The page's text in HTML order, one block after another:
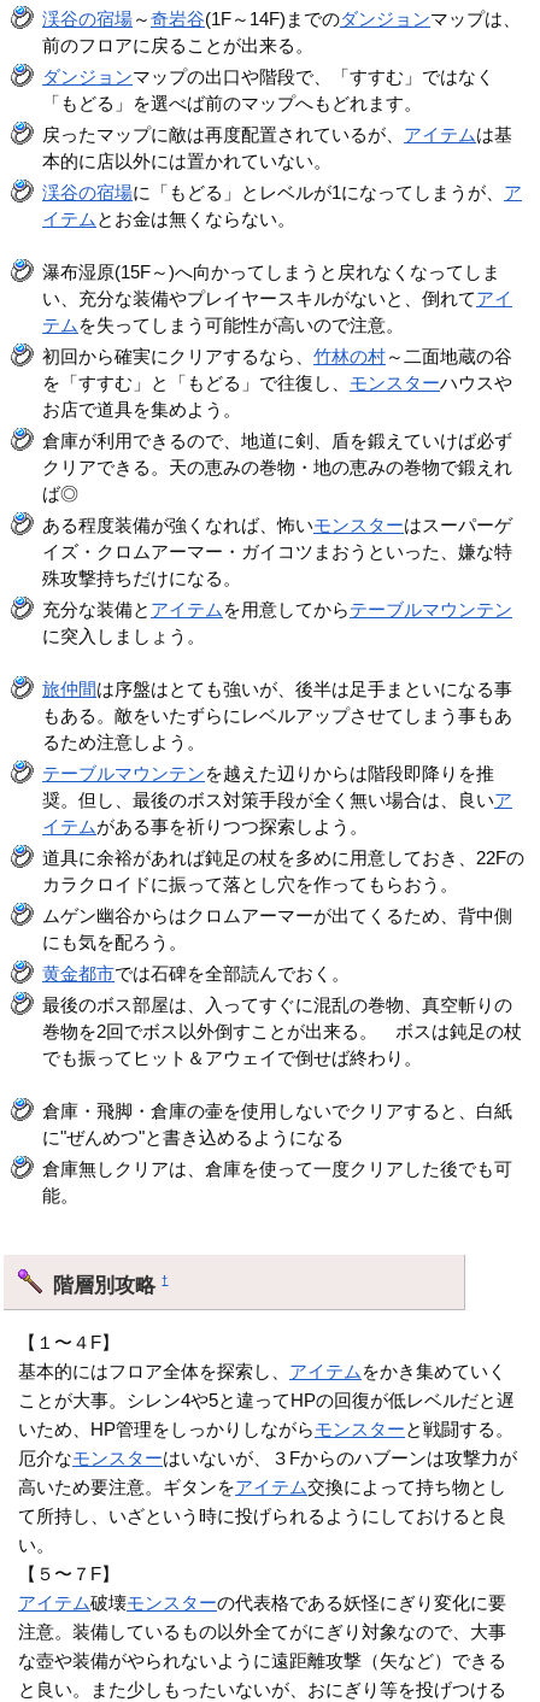
渓谷の宿場～奇岩谷(1F～14F)までのダンジョンマップは、
前のフロアに戻ることが出来る。
ダンジョンマップの出口や階段で、「すすむ」ではなく
「もどる」を選べば前のマップへもどれます。
戻ったマップに敵は再度配置されているが、 アイテムは基
本的に店以外には置かれていない。
渓谷の宿場に「もどる」とレベルが1になってしまうが、 ア
イテム とお金は無くならない。
瀑布湿原(15F～)へ向かってしまうと戻れなくなってしま
い、充分な装備やプレイヤースキルがないと、倒れてアイ
テム を失ってしまう可能性が高いので注意。
初回から確実にクリアするなら、竹林の村～二面地蔵の谷
を「すすむ」と「もどる」で往復し、 モンスターハウスや
お店で道具を集めよう。
倉庫が利用できるので、地道に剣、盾を鍛えていけば必ず
クリアできる。天の恵みの巻物・地の恵みの巻物で鍛えれ
ば◎
ある程度装備が強くなれば、怖いモンスターはスーパーゲ
イズ・クロムアーマー・ガイコツまおうといった、嫌な特
殊攻撃持ちだけになる。
充分な装備と アイテム を用意してからテーブルマウンテン
に突入しましょう。
旅仲間は序盤はとても強いが、後半は足手まといになる事
もある。敵をいたずらにレベルアップさせてしまう事もあ
るため注意しよう。
テーブルマウンテンを越えた辺りからは階段即降りを推
奨。但し、最後のボス対策手段が全く無い場合は、良いア
イテムがある事を祈りつつ探索しよう。
道具に余裕があれば鈍足の杖を多めに用意しておき、22Fの
カラクロイドに振って落とし穴を作ってもらおう。
ムゲン幽谷からはクロムアーマーが出てくるため、背中側
にも気を配ろう。
黄金都市では石碑を全部読んでおく。
最後のボス部屋は、入ってすぐに混乱の巻物、真空斬りの
巻物を2回でボス以外倒すことが出来る。 ボスは鈍足の杖
でも振ってヒット＆アウェイで倒せば終わり。
倉庫・飛脚・倉庫の壷を使用しないでクリアすると、白紙
に"ぜんめつ"と書き込めるようになる
倉庫無しクリアは、倉庫を使って一度クリアした後でも可
能。
階層別攻略†
【１〜４F】
基本的にはフロア全体を探索し、 アイテムをかき集めていく
ことが大事。シレン4や5と違ってHPの回復が低レベルだと遅
いため、HP管理をしっかりしながらモンスターと戦闘する。
厄介なモンスターはいないが、３Fからのハブーンは攻撃力が
高いため要注意。ギタンをアイテム交換によって持ち物とし
て所持し、いざという時に投げられるようにしておけると良
い。
【５〜７F】
アイテム破壊モンスターの代表格である妖怪にぎり変化に要
注意。装備しているもの以外全てがにぎり対象なので、大事
な壺や装備がやられないように遠距離攻撃（矢など）できる
と良い。また少しもったいないが、おにぎり等を投げつける